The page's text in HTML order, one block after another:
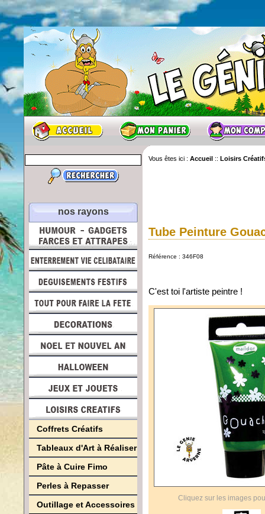
nos rayons
Coffrets Créatifs
Tableaux d'Art à Réaliser
Pâte à Cuire Fimo
Perles à Repasser
Outillage et Accessoires
Vous êtes ici : Accueil :: Loisirs
Tube Peinture
Référence : 346F08
C'est toi l'artiste peintre !
Cliquez sur les images